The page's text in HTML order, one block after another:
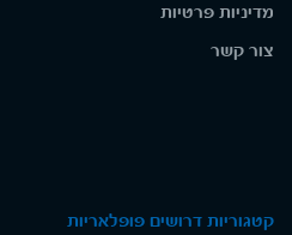
מדיניות פרטיות
צור קשר
קטגוריות דרושים פופלאריות